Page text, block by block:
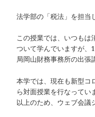
法学部の「税法」を担当
この授業では、いつもは
ついて学んでいますが、
局岡山財務事務所の出張
本学では、現在も新型コ
ら対面授業を行なってい
以上のため、ウェブ会議